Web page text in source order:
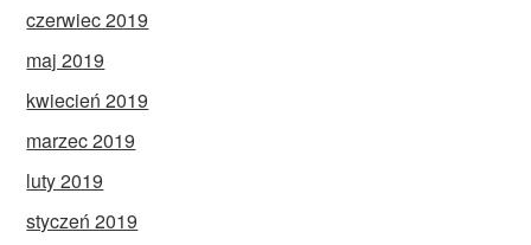
czerwiec 2019
maj 2019
kwiecień 2019
marzec 2019
luty 2019
styczeń 2019